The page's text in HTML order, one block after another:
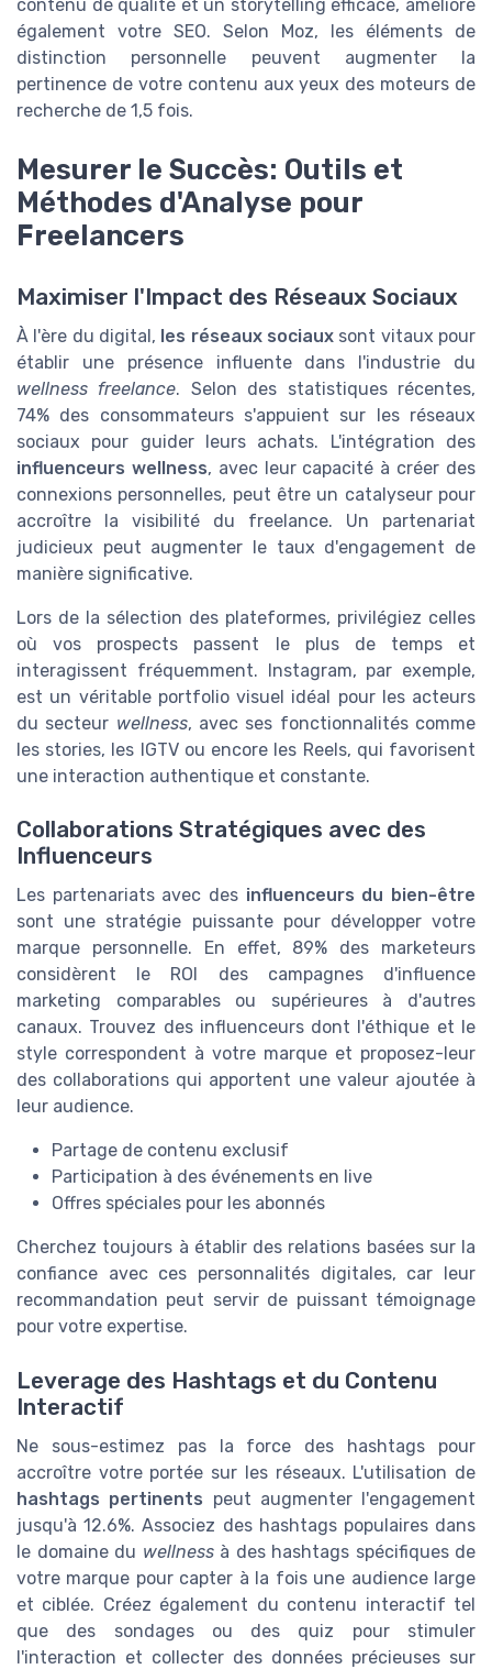
contenu de qualité et un storytelling efficace, améliore
également votre SEO. Selon Moz, les éléments de
distinction personnelle peuvent augmenter la
pertinence de votre contenu aux yeux des moteurs de
recherche de 1,5 fois.
Mesurer le Succès: Outils et
Méthodes d'Analyse pour
Freelancers
Maximiser l'Impact des Réseaux Sociaux
À l'ère du digital, les réseaux sociaux sont vitaux pour
établir une présence influente dans l'industrie du
wellness freelance. Selon des statistiques récentes,
74% des consommateurs s'appuient sur les réseaux
sociaux pour guider leurs achats. L'intégration des
influenceurs wellness, avec leur capacité à créer des
connexions personnelles, peut être un catalyseur pour
accroître la visibilité du freelance. Un partenariat
judicieux peut augmenter le taux d'engagement de
manière significative.
Lors de la sélection des plateformes, privilégiez celles
où vos prospects passent le plus de temps et
interagissent fréquemment. Instagram, par exemple,
est un véritable portfolio visuel idéal pour les acteurs
du secteur wellness, avec ses fonctionnalités comme
les stories, les IGTV ou encore les Reels, qui favorisent
une interaction authentique et constante.
Collaborations Stratégiques avec des
Influenceurs
Les partenariats avec des influenceurs du bien-être
sont une stratégie puissante pour développer votre
marque personnelle. En effet, 89% des marketeurs
considèrent le ROI des campagnes d'influence
marketing comparables ou supérieures à d'autres
canaux. Trouvez des influenceurs dont l'éthique et le
style correspondent à votre marque et proposez-leur
des collaborations qui apportent une valeur ajoutée à
leur audience.
Partage de contenu exclusif
Participation à des événements en live
Offres spéciales pour les abonnés
Cherchez toujours à établir des relations basées sur la
confiance avec ces personnalités digitales, car leur
recommandation peut servir de puissant témoignage
pour votre expertise.
Leverage des Hashtags et du Contenu
Interactif
Ne sous-estimez pas la force des hashtags pour
accroître votre portée sur les réseaux. L'utilisation de
hashtags pertinents peut augmenter l'engagement
jusqu'à 12.6%. Associez des hashtags populaires dans
le domaine du wellnessà des hashtags spécifiques de
votre marque pour capter à la fois une audience large
et ciblée. Créez également du contenu interactif tel
que des sondages ou des quiz pour stimuler
l'interaction et collecter des données précieuses sur